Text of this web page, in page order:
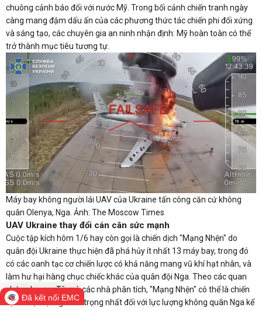
chuông cảnh báo đối với nước Mỹ. Trong bối cảnh chiến tranh ngày
càng mang đậm dấu ấn của các phương thức tác chiến phi đối xứng
và sáng tạo, các chuyên gia an ninh nhận định: Mỹ hoàn toàn có thể
trở thành mục tiêu tương tự.
Máy bay không người lái UAV của Ukraine tấn công căn cứ không
quân Olenya, Nga. Ảnh: The Moscow Times
UAV Ukraine thay đổi cán cân sức mạnh
Cuộc tập kích hôm 1/6 hay còn gọi là chiến dịch "Mạng Nhện" do
quân đội Ukraine thực hiện đã phá hủy ít nhất 13 máy bay, trong đó
có các oanh tạc cơ chiến lược có khả năng mang vũ khí hạt nhân, và
làm hư hại hàng chục chiếc khác của quân đội Nga. Theo các quan
chức phương Tây và các nhà phân tích, "Mạng Nhện" có thể là chiến
dịch thiệt hại nghiêm trọng nhất đối với lực lượng không quân Nga kể
Đã kết nối EMC